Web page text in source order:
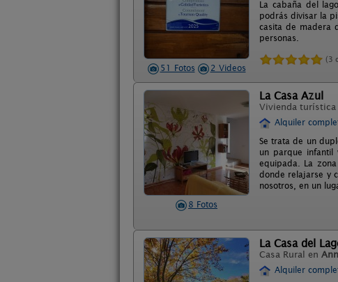
51 Fotos 2 Videos
La cabaña del
podrás divisar la
casita de madera
personas.
(3
8 Fotos
La Casa Azul
Vivienda turística
Alquiler
Se trata de un
un parque infantil
equipada. La
donde relajarse y
nosotros, en un
La Casa del
Casa Rural en
Alquiler